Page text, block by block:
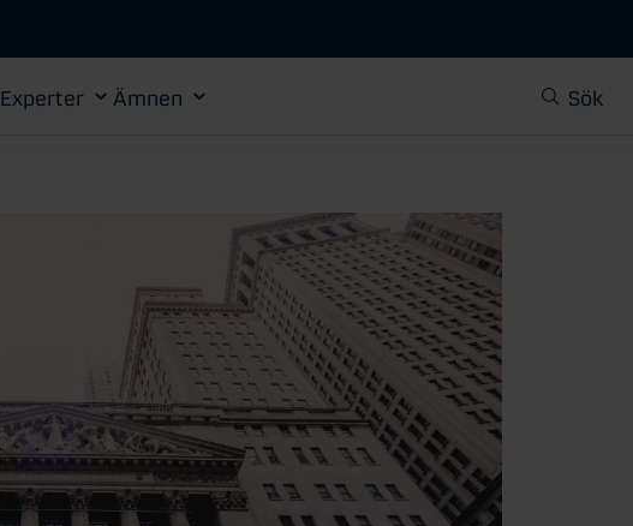
Experter Ämnen Sök